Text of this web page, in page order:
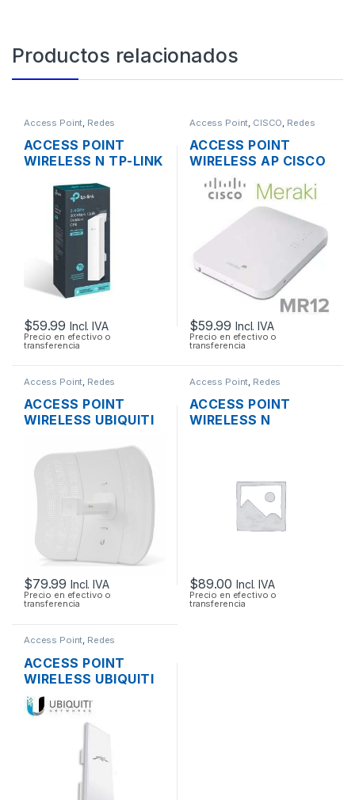
Productos relacionados
Access Point, Redes
ACCESS POINT
WIRELESS N TP-LINK
12DBI 1000MW
300MBPS + POE
OUTDOOR
$59.99 Incl. IVA
Precio en efectivo o
transferencia
Access Point, CISCO, Redes
ACCESS POINT
WIRELESS AP CISCO
MERAKI MR12 CLOUD
MANAGED AP
2.4GHZ SOPORTE
POE OUTDOOR
$59.99 Incl. IVA
Precio en efectivo o
transferencia
Access Point Redes
ACCESS POINT
WIRELESS UBIQUITI
M5-23 AIRMAX 5GHZ
23DBI 316MW + POE
OUTDOOR
$79.99 Incl. IVA
Precio en efectivo o
transferencia
Access Point Redes
ACCESS POINT
WIRELESS N
$89.00 Incl. IVA
Precio en efectivo o
transferencia
Access Point, Redes
ACCESS POINT
WIRELESS UBIQUITI
NANOSTATION M5
AIRMAX 5GHZ 16DBI
MIMO 500MW
OUTDOOR